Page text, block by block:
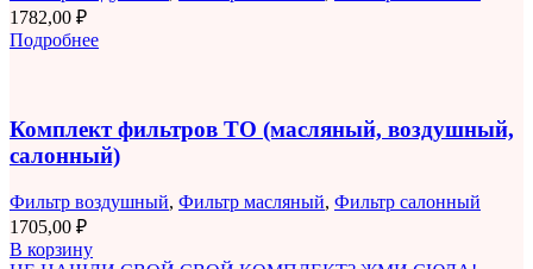
1782,00 ₽
Подробнее
Комплект фильтров ТО (масляный, воздушный,
салонный)
Фильтр воздушный, Фильтр масляный, Фильтр салонный
1705,00 ₽
В корзину